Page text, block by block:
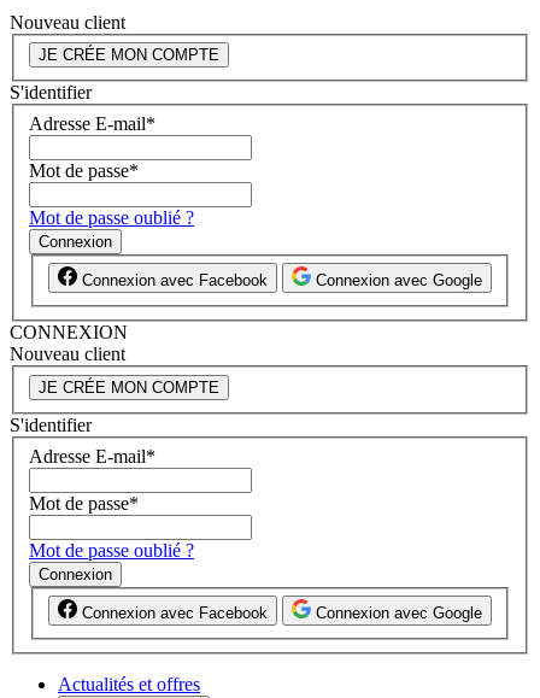
Nouveau client
JE CRÉE MON COMPTE
S'identifier
Adresse E-mail*
Mot de passe*
Mot de passe oublié ?
Connexion
Connexion avec Facebook Connexion avec Google
CONNEXION
Nouveau client
JE CRÉE MON COMPTE
S'identifier
Adresse E-mail*
Mot de passe*
Mot de passe oublié ?
Connexion
Connexion avec Facebook Connexion avec Google
Actualités et offres